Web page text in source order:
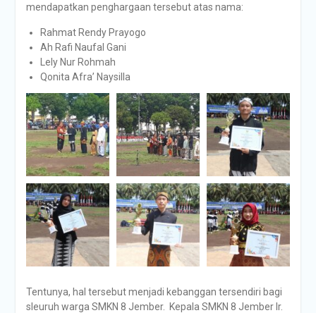
mendapatkan penghargaan tersebut atas nama:
Rahmat Rendy Prayogo
Ah Rafi Naufal Gani
Lely Nur Rohmah
Qonita Afra’ Naysilla
Tentunya, hal tersebut menjadi kebanggan tersendiri bagi
sleuruh warga SMKN 8 Jember. Kepala SMKN 8 Jember Ir.